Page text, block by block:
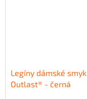
Legíny dámské smyk
Outlast® - černá